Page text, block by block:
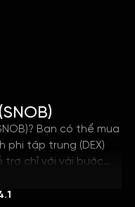
Bạn có thể mua
phi tập trung (DEX)
chỉ với vài bước
bạn nắm rõ cách tốt
lưu trữ và quản